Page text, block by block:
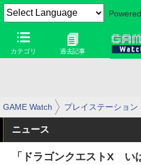
カテゴリ 過去記事
GAME Watch プレイステーション
ニュース
「ドラゴンクエストX